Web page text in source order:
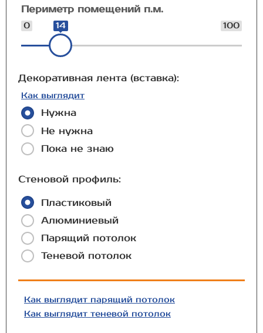
Периметр помещений п.м.
0 100
14
Декоративная лента (вставка):
Как выглядит
Нужна
Не нужна
Пока не знаю
Стеновой профиль:
Пластиковый
Алюминиевый
Парящий потолок
Теневой потолок
Как выглядит парящий потолок
Как выглядит теневой потолок